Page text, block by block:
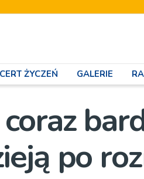
ŻYCZEŃ GALERIE
po